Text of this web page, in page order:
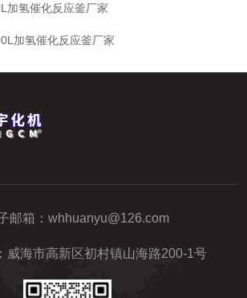
加氢催化反应釜厂家
加氢催化反应釜厂家
邮箱： whhuanyu@126.com
威海市高新区初村镇山海路200-1号